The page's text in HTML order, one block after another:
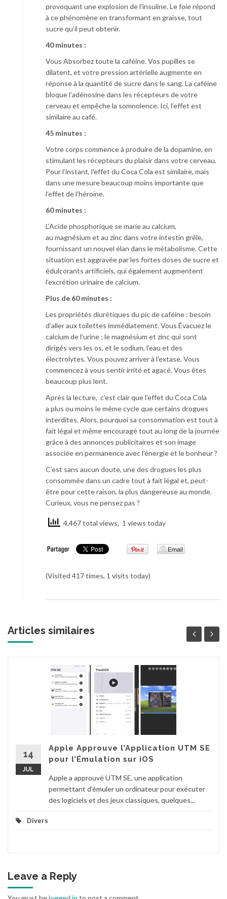
provoquant une explosion de l’insuline. Le foie répond
à ce phénomène en transformant en graisse, tout
sucre qu’il peut obtenir.
40 minutes :
Vous Absorbez toute la caféine. Vos pupilles se
dilatent, et votre pression artérielle augmente en
réponse à la quantité de sucre dans le sang. La caféine
bloque l’adénosine dans les récepteurs de votre
cerveau et empêche la somnolence. Ici, l’effet est
similaire au café.
45 minutes :
Votre corps commence à produire de la dopamine, en
stimulant les récepteurs du plaisir dans votre cerveau.
Pour l’instant, l’effet du Coca Cola est similaire, mais
dans une mesure beaucoup moins importante que
l’effet de l’héroïne.
60 minutes :
L’Acide phosphorique se marie au calcium,
au magnésium et au zinc dans votre intestin grêle,
fournissant un nouvel élan dans le métabolisme. Cette
situation est aggravée par les fortes doses de sucre et
édulcorants artificiels, qui également augmentent
l’excrétion urinaire de calcium.
Plus de 60 minutes :
Les propriétés diurétiques du pic de caféine : besoin
d’aller aux toilettes immédiatement. Vous Évacuez le
calcium de l’urine ; le magnésium et zinc qui sont
dirigés vers les os, et le sodium, l’eau et des
électrolytes. Vous pouvez arriver à l’extase. Vous
commencez à vous sentir irrité et agacé. Vous êtes
beaucoup plus lent.
Après la lecture, c’est clair que l’effet du Coca Cola
a plus ou moins le même cycle que certains drogues
interdites. Alors, pourquoi sa consommation est tout à
fait légal et même encouragé tout au long de la journée
grâce à des annonces publicitaires et son image
associée en permanence avec l’énergie et le bonheur ?
C’est sans aucun doute, une des drogues les plus
consommée dans un cadre tout à fait légal et, peut-
être pour cette raison, la plus dangereuse au monde.
Curieux, vous ne pensez pas ?
4,467 total views, 1 views today
(Visited 417 times, 1 visits today)
Articles similaires
14
JUL
Apple Approuve l’Application UTM SE
pour l’Émulation sur iOS
Apple a approuvé UTM SE, une application
permettant d'émuler un ordinateur pour exécuter
des logiciels et des jeux classiques, quelques...
Divers
Leave a Reply